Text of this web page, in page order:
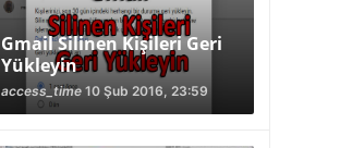
Gmail Silinen Kişileri Geri
Yükleyin
access_time 10 Şub 2016, 23:59